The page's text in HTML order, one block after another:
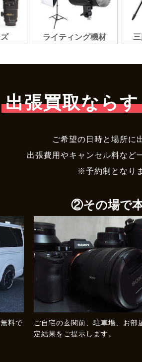
ライティング機材
出張買取なら
ご希望の日時と場所に
出張費用やキャンセル料など
※予約制となり
料で
②その場で
ご自宅の玄関前、駐車場、お部
定結果をご提示します。